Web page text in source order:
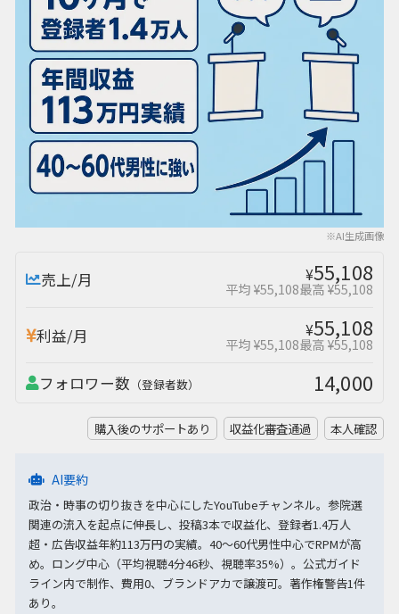
※AI生成画像
売上/月 ¥55,108
平均 ¥55,108最高 ¥55,108
利益/月 ¥55,108
平均 ¥55,108最高 ¥55,108
フォロワー数 （登録者数） 14,000
購入後のサポートあり 収益化審査通過 本人確認
AI要約
政治・時事の切り抜きを中心にしたYouTubeチャンネル。参院選
関連の流入を起点に伸長し、投稿3本で収益化、登録者1.4万人
超・広告収益年約113万円の実績。40〜60代男性中心でRPMが高
め。ロング中心（平均視聴4分46秒、視聴率35%）。公式ガイド
ライン内で制作、費用0、ブランドアカで譲渡可。著作権警告1件
あり。